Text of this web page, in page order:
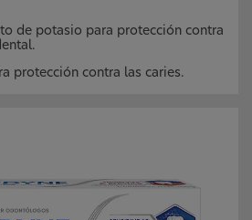
de potasio para protección contra
protección contra las caries.